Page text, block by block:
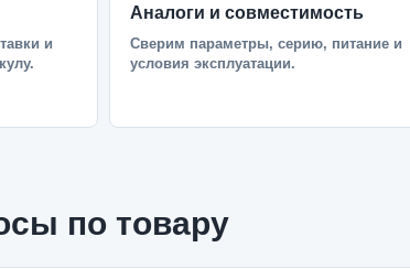
и
Аналоги и совместимость
Сверим параметры, серию, питание и
условия эксплуатации.
по товару